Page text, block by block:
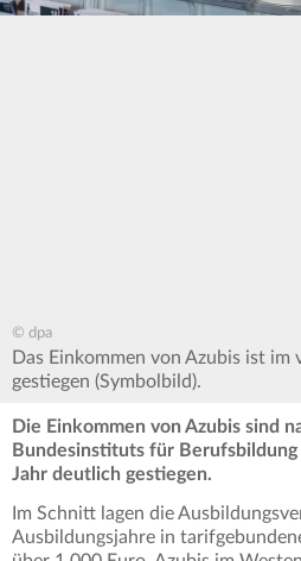
© dpa
Das Einkommen von Azubis ist im
gestiegen (Symbolbild).
Die Einkommen von Azubis sind
Bundesinstituts für Berufsbildung
Jahr deutlich gestiegen.
Im Schnitt lagen die
Ausbildungsjahre in